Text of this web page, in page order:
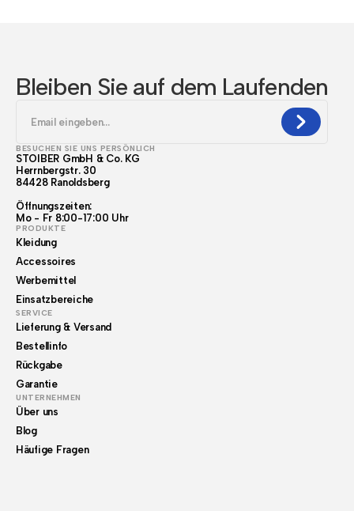
Bleiben Sie auf dem Laufenden
BESUCHEN SIE UNS PERSÖNLICH
STOIBER GmbH & Co. KG
Herrnbergstr. 30
84428 Ranoldsberg
Öffnungszeiten:
Mo - Fr 8:00-17:00 Uhr
PRODUKTE
Kleidung
Accessoires
Werbemittel
Einsatzbereiche
SERVICE
Lieferung & Versand
Bestellinfo
Rückgabe
Garantie
UNTERNEHMEN
Über uns
Blog
Häufige Fragen